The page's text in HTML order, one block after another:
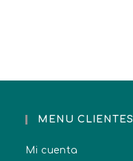
MENU CLIENTES
Mi cuenta